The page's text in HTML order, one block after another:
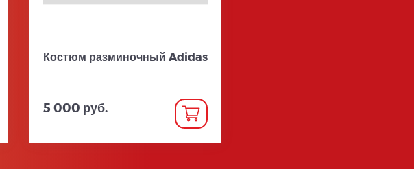
Костюм разминочный Adidas
5 000 руб.